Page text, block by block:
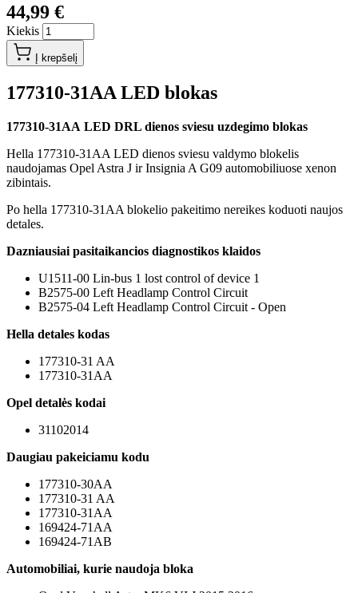
44,99 €
Kiekis
Į krepšelį
177310-31AA LED blokas
177310-31AA LED DRL dienos sviesu uzdegimo blokas
Hella 177310-31AA LED dienos sviesu valdymo blokelis
naudojamas Opel Astra J ir Insignia A G09 automobiliuose xenon
zibintais.
Po hella 177310-31AA blokelio pakeitimo nereikes koduoti naujos
detales.
Dazniausiai pasitaikancios diagnostikos klaidos
U1511-00 Lin-bus 1 lost control of device 1
B2575-00 Left Headlamp Control Circuit
B2575-04 Left Headlamp Control Circuit - Open
Hella detales kodas
177310-31 AA
177310-31AA
Opel detalės kodai
31102014
Daugiau pakeiciamu kodu
177310-30AA
177310-31 AA
177310-31AA
169424-71AA
169424-71AB
Automobiliai, kurie naudoja bloka